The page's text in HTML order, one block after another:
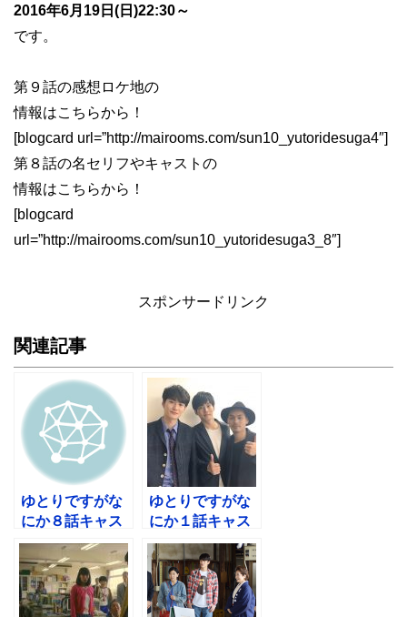
2016年6月19日(日)22:30～
です。
第９話の感想ロケ地の
情報はこちらから！
[blogcard url=”http://mairooms.com/sun10_yutoridesuga4″]
第８話の名セリフやキャストの
情報はこちらから！
[blogcard
url=”http://mairooms.com/sun10_yutoridesuga3_8″]
スポンサードリンク
関連記事
ゆとりですがな
にか８話キャス
ト名言！植木屋
職人は誰？
ゆとりですがな
にか１話キャス
ト名言！おかず
クラブの役は？